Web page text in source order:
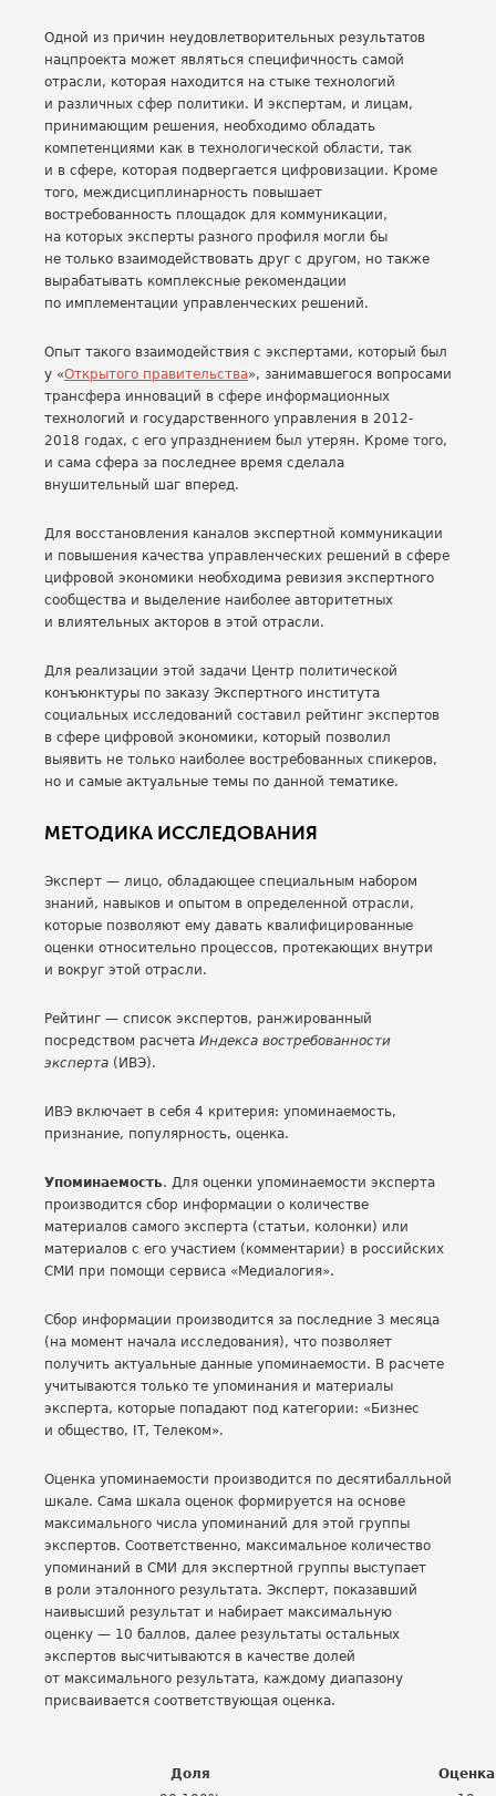
Одной из причин неудовлетворительных результатов
нацпроекта может являться специфичность самой
отрасли, которая находится на стыке технологий
и различных сфер политики. И экспертам, и лицам,
принимающим решения, необходимо обладать
компетенциями как в технологической области, так
и в сфере, которая подвергается цифровизации. Кроме
того, междисциплинарность повышает
востребованность площадок для коммуникации,
на которых эксперты разного профиля могли бы
не только взаимодействовать друг с другом, но также
вырабатывать комплексные рекомендации
по имплементации управленческих решений.
Опыт такого взаимодействия с экспертами, который был
у «Открытого правительства», занимавшегося вопросами
трансфера инноваций в сфере информационных
технологий и государственного управления в 2012-
2018 годах, с его упразднением был утерян. Кроме того,
и сама сфера за последнее время сделала
внушительный шаг вперед.
Для восстановления каналов экспертной коммуникации
и повышения качества управленческих решений в сфере
цифровой экономики необходима ревизия экспертного
сообщества и выделение наиболее авторитетных
и влиятельных акторов в этой отрасли.
Для реализации этой задачи Центр политической
конъюнктуры по заказу Экспертного института
социальных исследований составил рейтинг экспертов
в сфере цифровой экономики, который позволил
выявить не только наиболее востребованных спикеров,
но и самые актуальные темы по данной тематике.
МЕТОДИКА ИССЛЕДОВАНИЯ
Эксперт — лицо, обладающее специальным набором
знаний, навыков и опытом в определенной отрасли,
которые позволяют ему давать квалифицированные
оценки относительно процессов, протекающих внутри
и вокруг этой отрасли.
Рейтинг — список экспертов, ранжированный
посредством расчета Индекса востребованности
эксперта (ИВЭ).
ИВЭ включает в себя 4 критерия: упоминаемость,
признание, популярность, оценка.
Упоминаемость. Для оценки упоминаемости эксперта
производится сбор информации о количестве
материалов самого эксперта (статьи, колонки) или
материалов с его участием (комментарии) в российских
СМИ при помощи сервиса «Медиалогия».
Сбор информации производится за последние 3 месяца
(на момент начала исследования), что позволяет
получить актуальные данные упоминаемости. В расчете
учитываются только те упоминания и материалы
эксперта, которые попадают под категории: «Бизнес
и общество, IT, Телеком».
Оценка упоминаемости производится по десятибалльной
шкале. Сама шкала оценок формируется на основе
максимального числа упоминаний для этой группы
экспертов. Соответственно, максимальное количество
упоминаний в СМИ для экспертной группы выступает
в роли эталонного результата. Эксперт, показавший
наивысший результат и набирает максимальную
оценку — 10 баллов, далее результаты остальных
экспертов высчитываются в качестве долей
от максимального результата, каждому диапазону
присваивается соответствующая оценка.
Доля
Оценка